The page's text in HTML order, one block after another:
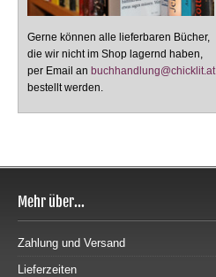
Gerne können alle lieferbaren Bücher,
die wir nicht im Shop lagernd haben,
per Email an buchhandlung@chicklit.at
bestellt werden.
Mehr über...
Zahlung und Versand
Lieferzeiten